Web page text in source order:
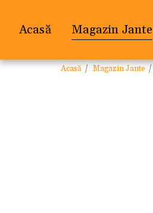
Acasă Magazin Jante
Acasă Magazin Jante